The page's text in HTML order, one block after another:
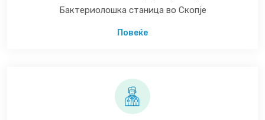
Бактериолошка станица во Скопје
Повеќе